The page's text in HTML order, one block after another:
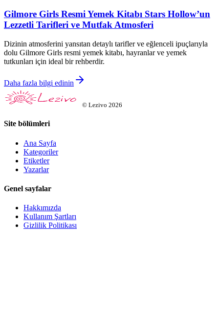
Gilmore Girls Resmi Yemek Kitabı Stars Hollow’un
Lezzetli Tarifleri ve Mutfak Atmosferi
Dizinin atmosferini yansıtan detaylı tarifler ve eğlenceli ipuçlarıyla
dolu Gilmore Girls resmi yemek kitabı, hayranlar ve yemek
tutkunları için ideal bir rehberdir.
Daha fazla bilgi edinin
© Lezivo 2026
Site bölümleri
Ana Sayfa
Kategoriler
Etiketler
Yazarlar
Genel sayfalar
Hakkımızda
Kullanım Şartları
Gizlilik Politikası